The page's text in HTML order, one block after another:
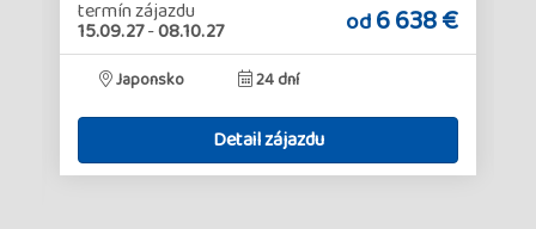
termín zájazdu
15.09.27-08.10.27 od6 638 €
Japonsko 24 dní
Detail zájazdu